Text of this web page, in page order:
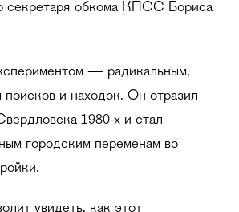
секретаря обкома КПСС Бориса
— радикальным,
и находок. Он отразил
1980-х и стал
городским переменам во
увидеть, как этот